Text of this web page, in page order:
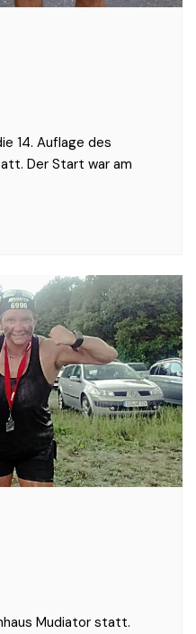
14. Auflage des
Der Start war am
Mudiator statt.